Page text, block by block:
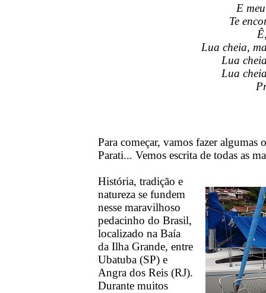
E
Te
Lua cheia,
Lua
Lua
Para começar, vamos fazer algumas
Parati... Vemos escrita de todas as
História, tradição e
natureza se fundem
nesse maravilhoso
pedacinho do Brasil,
localizado na Baía
da Ilha Grande, entre
Ubatuba (SP) e
Angra dos Reis (RJ).
Durante muitos